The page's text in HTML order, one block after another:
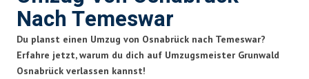
Nach Temeswar
Du planst einen Umzug von Osnabrück nach Temeswar?
Erfahre jetzt, warum du dich auf Umzugsmeister Grunwald
Osnabrück verlassen kannst!